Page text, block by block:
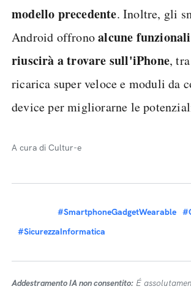
modello precedente. Inoltre, gli
Android offronoalcune
riuscirà a trovare sull'iPhone,
ricarica super veloce e moduli da
device per migliorarne le
A cura di Cultur-e
#SmartphoneGadgetWearable
#SicurezzaInformatica
Addestramento IA non consentito: É